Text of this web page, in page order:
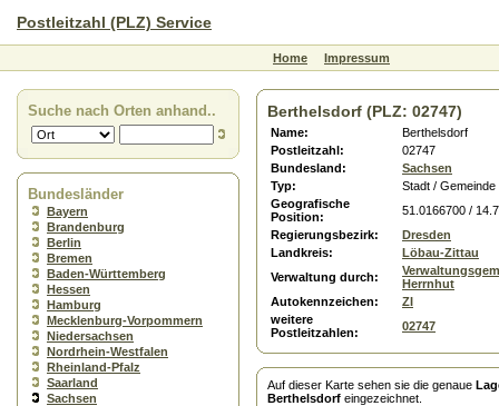
Postleitzahl (PLZ) Service
Home Impressum
Suche nach Orten anhand..
Bundesländer
Bayern
Brandenburg
Berlin
Bremen
Baden-Württemberg
Hessen
Hamburg
Mecklenburg-Vorpommern
Niedersachsen
Nordrhein-Westfalen
Rheinland-Pfalz
Saarland
Sachsen
Berthelsdorf (PLZ: 02747)
Name:
Berthelsdorf
Postleitzahl:
02747
Bundesland:
Sachsen
Typ:
Stadt / Gemeinde
Geografische
Position:
51.0166700 /
Regierungsbezirk:
Dresden
Landkreis:
Löbau-Zittau
Verwaltung durch:
Herrnhut
Autokennzeichen:
ZI
weitere
Postleitzahlen:
02747
Auf dieser Karte sehen sie die genaue
Berthelsdorf eingezeichnet.